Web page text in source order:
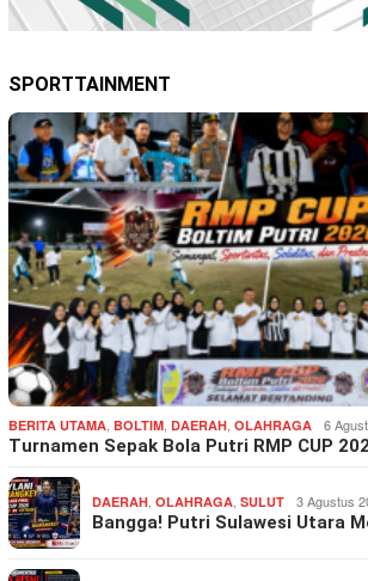
SPORTTAINMENT
BERITA UTAMA BOLTIM DAERAH OLAHRAGA 6
Turnamen Sepak Bola Putri RMP CUP
DAERAH OLAHRAGA SULUT 3 Agustus
Bangga! Putri Sulawesi Utara